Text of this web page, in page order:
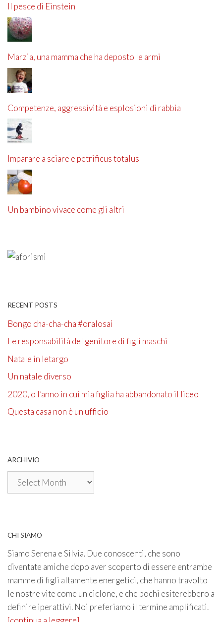
Il pesce di Einstein
Marzia, una mamma che ha deposto le armi
Competenze, aggressività e esplosioni di rabbia
Imparare a sciare e petrificus totalus
Un bambino vivace come gli altri
RECENT POSTS
Bongo cha-cha-cha #oralosai
Le responsabilità del genitore di figli maschi
Natale in letargo
Un natale diverso
2020, o l’anno in cui mia figlia ha abbandonato il liceo
Questa casa non è un ufficio
ARCHIVIO
Archivio
CHI SIAMO
Siamo Serena e Silvia. Due conoscenti, che sono
diventate amiche dopo aver scoperto di essere entrambe
mamme di figli altamente energetici, che hanno travolto
le nostre vite come un ciclone, e che pochi esiterebbero a
definire iperattivi. Noi preferiamo il termine amplificati.